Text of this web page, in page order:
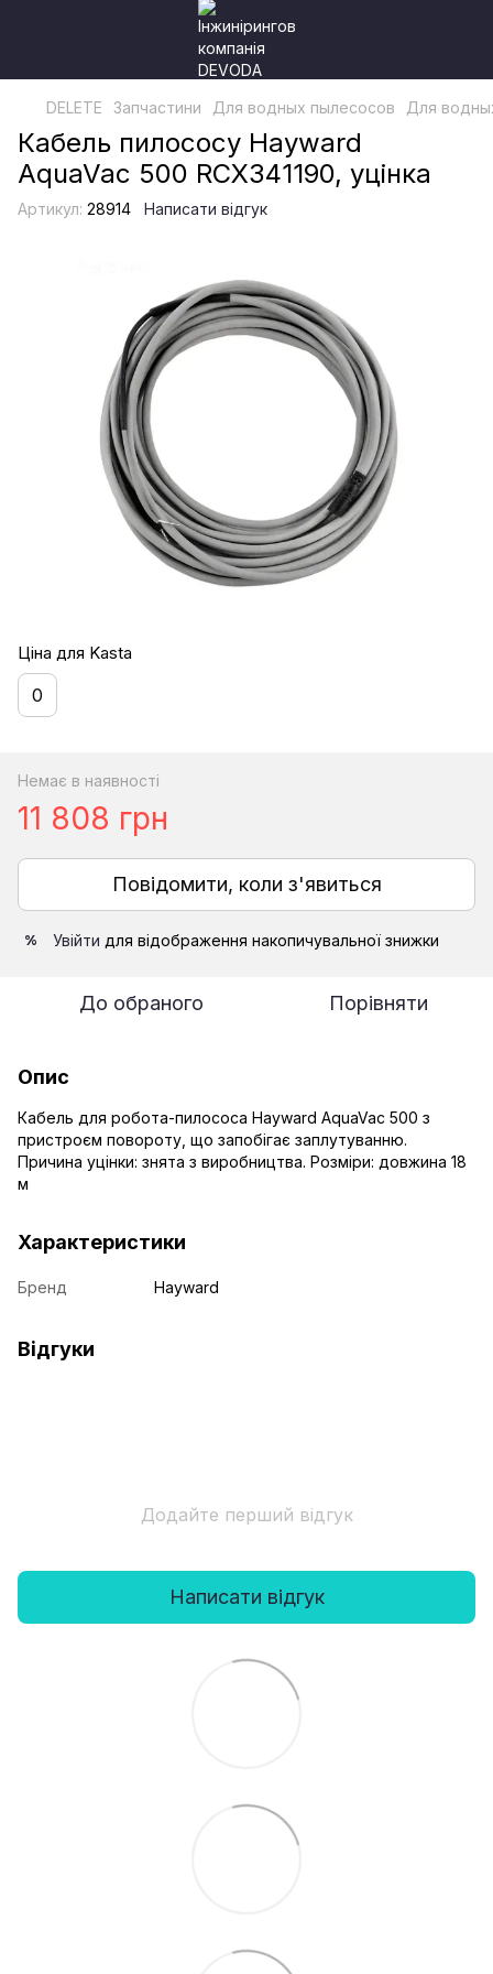
DELETE Запчастини Для водных пылесосов Для
Кабель пилососу Hayward
AquaVac 500 RCX341190, уцінка
Артикул: 28914 Написати відгук
Ціна для Kasta
0
Немає в наявності
11 808 грн
Повідомити, коли з'явиться
% Увійти для відображення накопичувальної знижки
До обраного Порівняти
Опис
Кабель для робота-пилососа Hayward AquaVac 500 з
пристроєм повороту, що запобігає заплутуванню.
Причина уцінки: знята з виробництва. Розміри: довжина 18
м
Характеристики
Бренд Hayward
Відгуки
Додайте перший відгук
Написати відгук